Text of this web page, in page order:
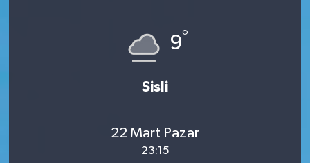
9°
Sisli
22 Mart Pazar
23:15